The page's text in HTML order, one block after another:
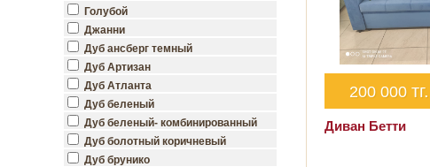
Голубой
Джанни
Дуб ансберг темный
Дуб Артизан
Дуб Атланта
Дуб беленый
Дуб беленый- комбинированный
Дуб болотный коричневый
Дуб брунико
200 000 тг.
Диван Бетти